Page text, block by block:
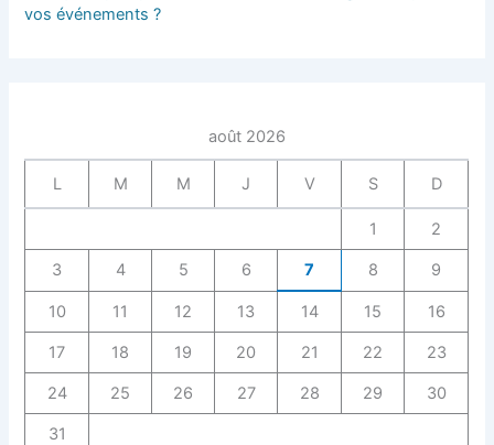
vos événements ?
août 2026
L M M J V S D
1 2
3 4 5 6 7 8 9
10 11 12 13 14 15 16
17 18 19 20 21 22 23
24 25 26 27 28 29 30
31